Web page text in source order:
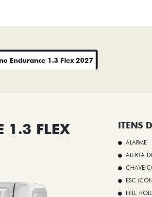
Endurance 1.3 Flex 2027
1.3 FLEX
ITENS
ALARME
ALERTA
CHAVE
ESC
HILL